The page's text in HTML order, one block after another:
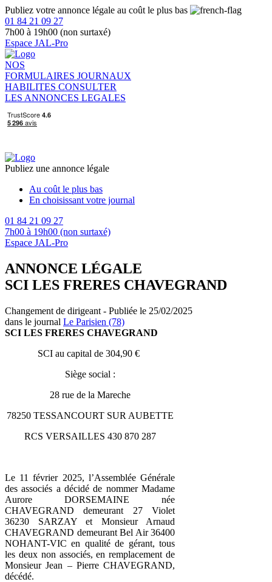
Publiez votre annonce légale au coût le plus bas
01 84 21 09 27
7h00 à 19h00 (non surtaxé)
Espace JAL-Pro
NOS
FORMULAIRES JOURNAUX
HABILITES CONSULTER
LES ANNONCES LEGALES
Publiez une annonce légale
Au coût le plus bas
En choisissant votre journal
01 84 21 09 27
7h00 à 19h00 (non surtaxé)
Espace JAL-Pro
ANNONCE LÉGALE
SCI LES FRERES CHAVEGRAND
Changement de dirigeant - Publiée le 25/02/2025
dans le journal Le Parisien (78)
SCI LES FRERES CHAVEGRAND
SCI au capital de 304,90 €
Siège social :
28 rue de la Mareche
78250 TESSANCOURT SUR AUBETTE
RCS VERSAILLES 430 870 287
Le 11 février 2025, l’Assemblée Générale
des associés a décidé de nommer Madame
Aurore DORSEMAINE née
CHAVEGRAND demeurant 27 Violet
36230 SARZAY et Monsieur Arnaud
CHAVEGRAND demeurant Bel Air 36400
NOHANT-VIC en qualité de gérant, tous
les deux non associés, en remplacement de
Monsieur Jean – Pierre CHAVEGRAND,
décédé.